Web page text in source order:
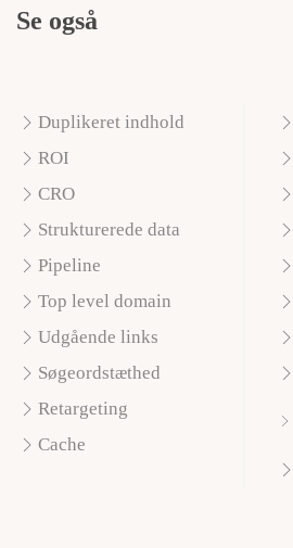
Se også
Duplikeret indhold
ROI
CRO
Strukturerede data
Pipeline
Top level domain
Udgående links
Søgeordstæthed
Retargeting
Cache